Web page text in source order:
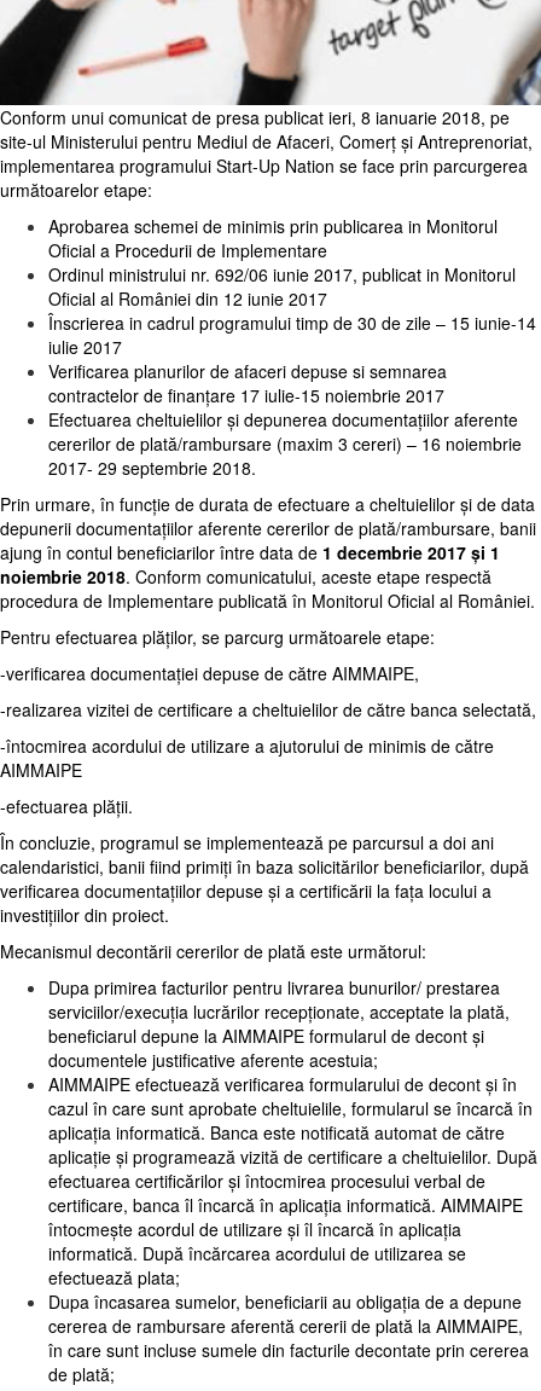
Conform unui comunicat de presa publicat ieri, 8 ianuarie 2018, pe
site-ul Ministerului pentru Mediul de Afaceri, Comerț și Antreprenoriat,
implementarea programului Start-Up Nation se face prin parcurgerea
următoarelor etape:
Aprobarea schemei de minimis prin publicarea in Monitorul
Oficial a Procedurii de Implementare
Ordinul ministrului nr. 692/06 iunie 2017, publicat in Monitorul
Oficial al României din 12 iunie 2017
Înscrierea in cadrul programului timp de 30 de zile – 15 iunie-14
iulie 2017
Verificarea planurilor de afaceri depuse si semnarea
contractelor de finanțare 17 iulie-15 noiembrie 2017
Efectuarea cheltuielilor și depunerea documentațiilor aferente
cererilor de plată/rambursare (maxim 3 cereri) – 16 noiembrie
2017- 29 septembrie 2018.
Prin urmare, în funcție de durata de efectuare a cheltuielilor și de data
depunerii documentațiilor aferente cererilor de plată/rambursare, banii
ajung în contul beneficiarilor între data de 1 decembrie 2017 și 1
noiembrie 2018. Conform comunicatului, aceste etape respectă
procedura de Implementare publicată în Monitorul Oficial al României.
Pentru efectuarea plăților, se parcurg următoarele etape:
-verificarea documentației depuse de către AIMMAIPE,
-realizarea vizitei de certificare a cheltuielilor de către banca selectată,
-întocmirea acordului de utilizare a ajutorului de minimis de către
AIMMAIPE
-efectuarea plății.
În concluzie, programul se implementează pe parcursul a doi ani
calendaristici, banii fiind primiți în baza solicitărilor beneficiarilor, după
verificarea documentațiilor depuse și a certificării la fața locului a
investițiilor din proiect.
Mecanismul decontării cererilor de plată este următorul:
Dupa primirea facturilor pentru livrarea bunurilor/ prestarea
serviciilor/execuția lucrărilor recepționate, acceptate la plată,
beneficiarul depune la AIMMAIPE formularul de decont și
documentele justificative aferente acestuia;
AIMMAIPE efectuează verificarea formularului de decont și în
cazul în care sunt aprobate cheltuielile, formularul se încarcă în
aplicația informatică. Banca este notificată automat de către
aplicație și programează vizită de certificare a cheltuielilor. După
efectuarea certificărilor și întocmirea procesului verbal de
certificare, banca îl încarcă în aplicația informatică. AIMMAIPE
întocmește acordul de utilizare și îl încarcă în aplicația
informatică. După încărcarea acordului de utilizarea se
efectuează plata;
Dupa încasarea sumelor, beneficiarii au obligația de a depune
cererea de rambursare aferentă cererii de plată la AIMMAIPE,
în care sunt incluse sumele din facturile decontate prin cererea
de plată;